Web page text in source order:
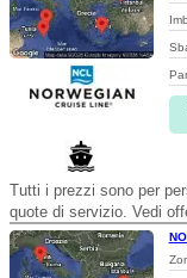
Tutti i prezzi sono per
quote di servizio. Vedi